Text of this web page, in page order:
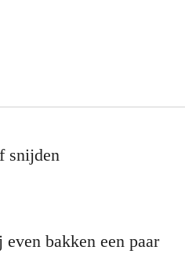
snijden
bakken een paar